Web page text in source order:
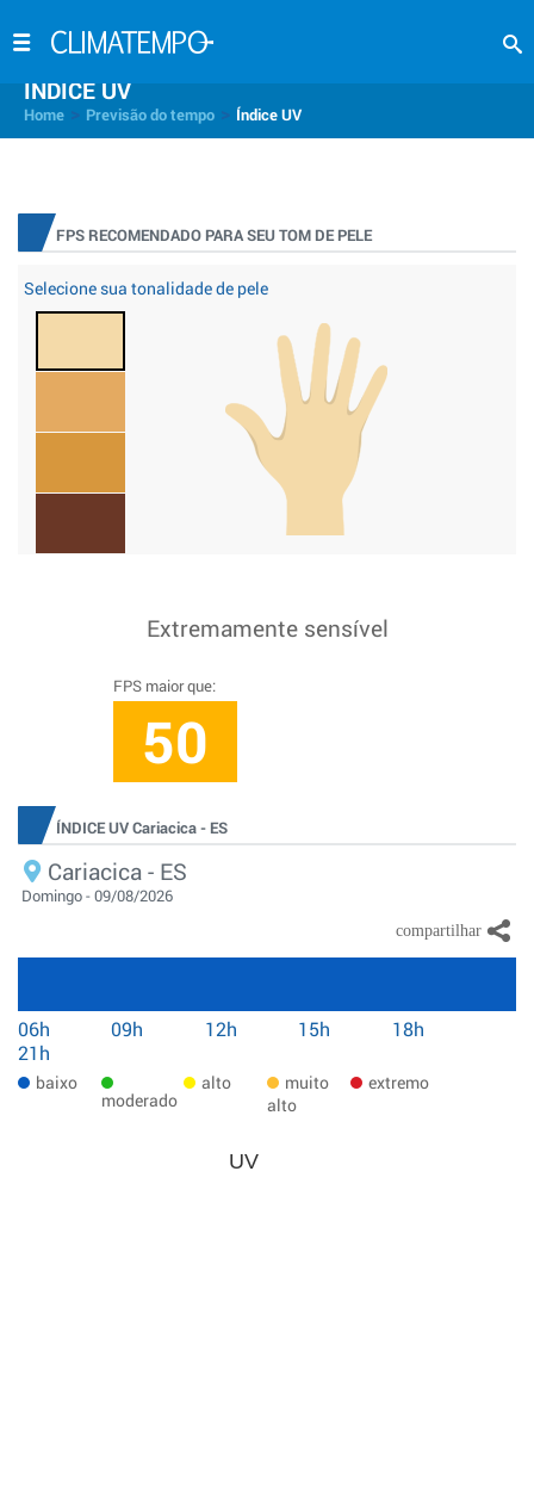
INDICE UV
Home Previsão do tempo Índice UV
FPS RECOMENDADO PARA SEU TOM DE PELE
Selecione sua tonalidade de pele
Extremamente sensível
FPS maior que:
50
ÍNDICE UV Cariacica - ES
Cariacica - ES
Domingo - 09/08/2026
06h 09h 12h 15h
18h
21h
baixo
moderado
alto
muito
alto
extremo
UV